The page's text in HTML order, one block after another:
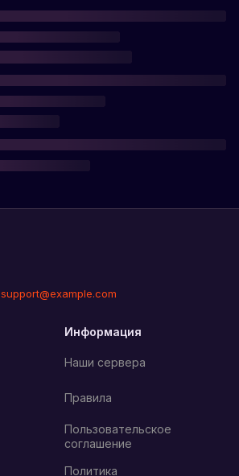
support@example.com
Информация
Наши сервера
Правила
Пользовательское
соглашение
Политика